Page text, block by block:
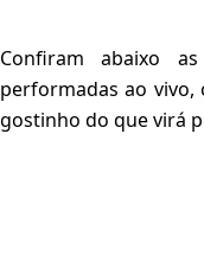
Confiram abaixo
performadas ao vivo,
gostinho do que virá